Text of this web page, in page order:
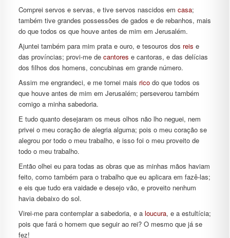
Comprei servos e servas, e tive servos nascidos em casa;
também tive grandes possessões de gados e de rebanhos, mais
do que todos os que houve antes de mim em Jerusalém.
Ajuntei também para mim prata e ouro, e tesouros dos reis e
das províncias; provi-me de cantores e cantoras, e das delícias
dos filhos dos homens, concubinas em grande número.
Assim me engrandeci, e me tornei mais ricodo que todos os
que houve antes de mim em Jerusalém; perseverou também
comigo a minha sabedoria.
E tudo quanto desejaram os meus olhos não lho neguei, nem
privei o meu coração de alegria alguma; pois o meu coração se
alegrou por todo o meu trabalho, e isso foi o meu proveito de
todo o meu trabalho.
Então olhei eu para todas as obras que as minhas mãos haviam
feito, como também para o trabalho que eu aplicara em fazê-las;
e eis que tudo era vaidade e desejo vão, e proveito nenhum
havia debaixo do sol.
Virei-me para contemplar a sabedoria, e a loucura, e a estultícia;
pois que fará o homem que seguir ao rei? O mesmo que já se
fez!